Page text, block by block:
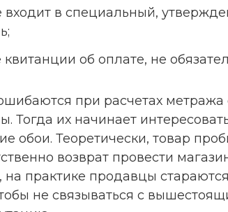
входит в специальный,
об оплате, не
при расчетах метража
Тогда их начинает
обои. Теоретически, товар
возврат провести
на практике продавцы
не связываться с